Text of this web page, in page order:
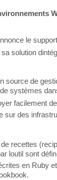
le
solution
source de
systèmes
facilement
sur des
recettes
loutil sont
en Ruby